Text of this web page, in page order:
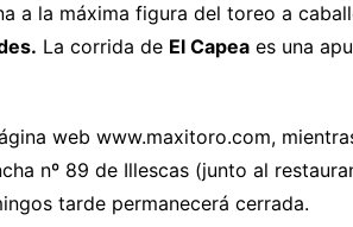
a la máxima figura del toreo a
La corrida de El Capea es una
web www.maxitoro.com,
nº 89 de Illescas (junto al
tarde permanecerá cerrada.